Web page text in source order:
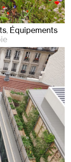
Équipements